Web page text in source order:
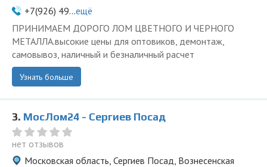
+7(926) 49...ещё
ПРИНИМАЕМ ДОРОГО ЛОМ ЦВЕТНОГО И ЧЕРНОГО
МЕТАЛЛА.высокие цены для оптовиков, демонтаж,
самовывоз, наличный и безналичный расчет
Узнать больше
3. МосЛом24 - Сергиев Посад
нет отзывов
Московская область, Сергиев Посад, Вознесенская